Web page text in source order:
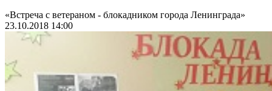
«Встреча с ветераном - блокадником города Ленинграда»
23.10.2018 14:00